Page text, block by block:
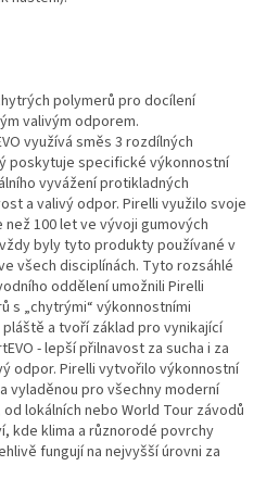
polymerů pro docílení
valivým odporem.
využívá směs 3 rozdílných
poskytuje specifické výkonnostní
vyvážení protikladných
a valivý odpor. Pirelli využilo svoje
100 let ve vývoji gumových
byly tyto produkty používané v
všech disciplínách. Tyto rozsáhlé
oddělení umožnili Pirelli
s „chytrými“ výkonnostními
a tvoří základ pro vynikající
- lepší přilnavost za sucha i za
odpor. Pirelli vytvořilo výkonnostní
vyladěnou pro všechny moderní
lokálních nebo World Tour závodů
kde klima a různorodé povrchy
fungují na nejvyšší úrovni za